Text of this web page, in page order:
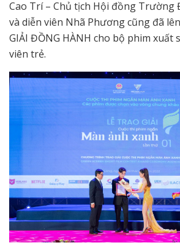
Cao Trí – Chủ tịch Hội đồng Trường
và diễn viên Nhã Phương cũng đã
GIẢI ĐỒNG HÀNH cho bộ phim xuất
viên trẻ.